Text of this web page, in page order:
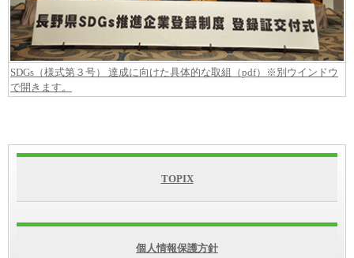
SDGs（様式第３号） 達成に向けた具体的な取組（pdf）※別ウインドウ
で開きます。
TOPIX
個人情報保護方針